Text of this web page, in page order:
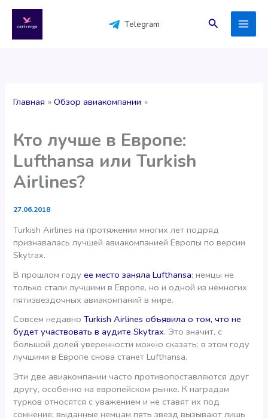
содержимому
Telegram Поиск
Главная Обзор авиакомпании
Кто лучше в Европе:
Lufthansa или Turkish
Airlines?
27.06.2018
Turkish Airlines на протяжении многих лет подряд
признавалась лучшей авиакомпанией Европы по версии
Skytrax.
В прошлом годуее место заняла Lufthansa; немцы не
только стали лучшими в Европе, но и одной из немногих
пятизвездочных авиакомпаний в мире.
Совсем недавноTurkish Airlines объявила о том, что не
будет участвовать в аудите Skytrax. Это значит, с
большой долей уверенности можно сказать: в этом году
лучшими в Европе снова станет Lufthansa.
Эти две авиакомпании часто противопоставляются друг
другу, особенно на европейском рынке. К наградам
турков относятся с уважением и не ставят их под
сомнение; выданные немцам пять звезд вызывают лишь